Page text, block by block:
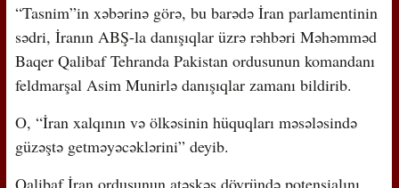
“Tasnim”in xəbərinə görə, bu barədə İran parlamentinin
sədri, İranın ABŞ-la danışıqlar üzrə rəhbəri Məhəmməd
Baqer Qalibaf Tehranda Pakistan ordusunun komandanı
feldmarşal Asim Munirlə danışıqlar zamanı bildirib.
O, “İran xalqının və ölkəsinin hüquqları məsələsində
güzəştə getməyəcəklərini” deyib.
Qalibaf İran ordusunun atəşkəs dövründə potensialını